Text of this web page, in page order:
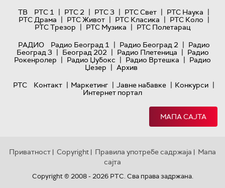
ТВ
РТС 1 | РТС 2 | РТС 3 | РТС Свет | РТС Наука |
РТС Драма | РТС Живот | РТС Класика | РТС Коло |
РТС Трезор | РТС Музика | РТС Полетарац
РАДИО
Радио Београд 1 | Радио Београд 2 | Радио
Београд 3 | Београд 202 | Радио Плетеница | Радио
Рокенролер | Радио Џубокс | Радио Вртешка | Радио
Џезер | Архив
РТС
Контакт | Маркетинг | Јавне набавке | Конкурси |
Интернет портал
МАПА САЈТА
Приватност | Copyright | Правила употребе садржаја | Мапа
сајта
Copyright © 2008 - 2026 РТС. Сва права задржана.